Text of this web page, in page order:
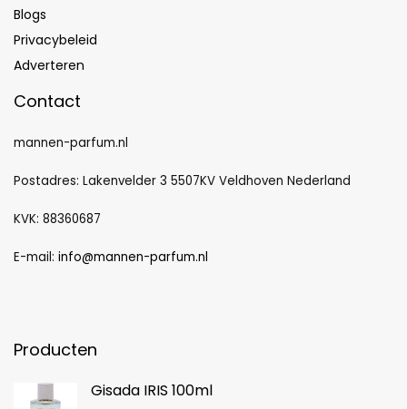
Blogs
Privacybeleid
Adverteren
Contact
mannen-parfum.nl
Postadres: Lakenvelder 3 5507KV Veldhoven Nederland
KVK: 88360687
E-mail: info@mannen-parfum.nl
Producten
Gisada IRIS 100ml